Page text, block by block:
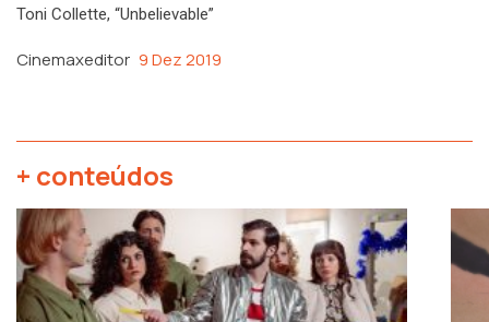
Toni Collette, “Unbelievable”
Cinemaxeditor 9 Dez 2019
+ conteúdos